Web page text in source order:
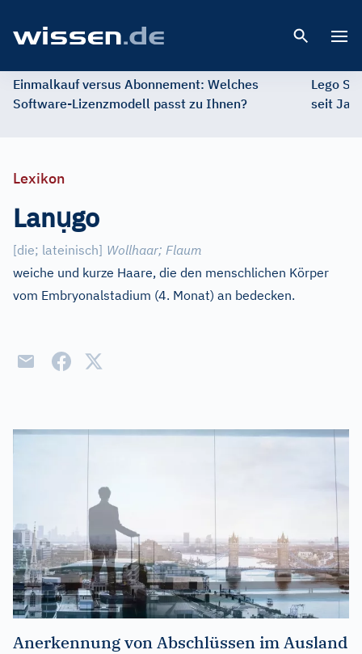
Einmalkauf versus Abonnement: Welches
Software-Lizenzmodell passt zu Ihnen?
Lego
seit
Lexikon
Lanụgo
[die; lateinisch] Wollhaar; Flaum
weiche und kurze Haare, die den menschlichen Körper
vom Embryonalstadium (4. Monat) an bedecken.
Anerkennung von Abschlüssen im Ausland